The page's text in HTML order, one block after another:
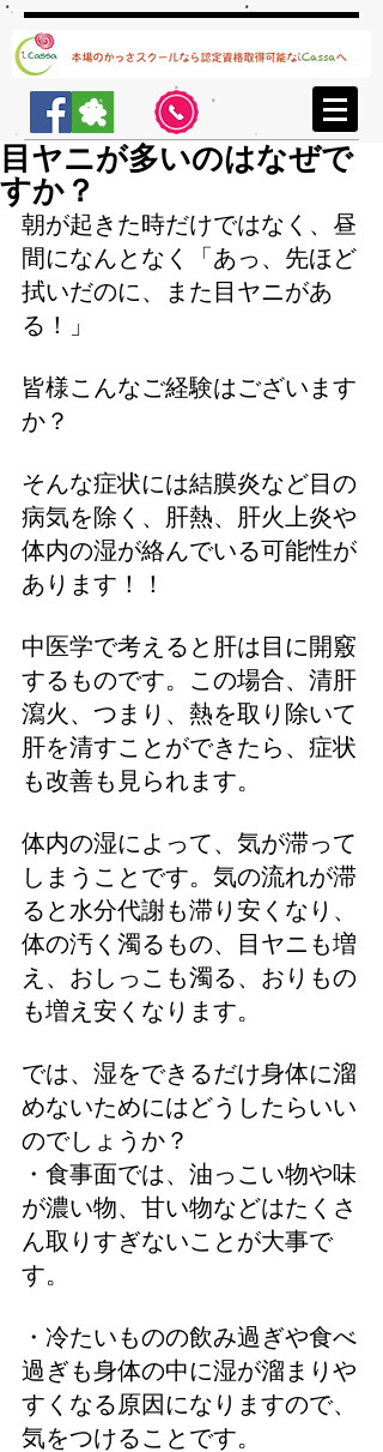
目ヤニが多いのはなぜで
すか？
朝が起きた時だけではなく、昼
間になんとなく「あっ、先ほど
拭いだのに、また目ヤニがあ
る！」
皆様こんなご経験はございます
か？
そんな症状には結膜炎など目の
病気を除く、肝熱、肝火上炎や
体内の湿が絡んでいる可能性が
あります！！
中医学で考えると肝は目に開竅
するものです。この場合、清肝
瀉火、つまり、熱を取り除いて
肝を清すことができたら、症状
も改善も見られます。
体内の湿によって、気が滞って
しまうことです。気の流れが滞
ると水分代謝も滞り安くなり、
体の汚く濁るもの、目ヤニも増
え、おしっこも濁る、おりもの
も増え安くなります。
では、湿をできるだけ身体に溜
めないためにはどうしたらいい
のでしょうか？
・食事面では、油っこい物や味
が濃い物、甘い物などはたくさ
ん取りすぎないことが大事で
す。
・冷たいものの飲み過ぎや食べ
過ぎも身体の中に湿が溜まりや
すくなる原因になりますので、
気をつけることです。